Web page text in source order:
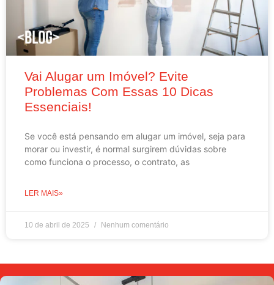
Vai Alugar um Imóvel? Evite
Problemas Com Essas 10 Dicas
Essenciais!
Se você está pensando em alugar um imóvel, seja para
morar ou investir, é normal surgirem dúvidas sobre
como funciona o processo, o contrato, as
LER MAIS»
10 de abril de 2025 Nenhum comentário